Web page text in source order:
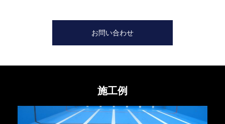
お問い合わせ
施工例